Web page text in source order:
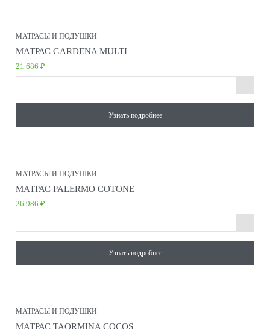
МАТРАСЫ И ПОДУШКИ
МАТРАС GARDENA MULTI
21 686 ₽
Узнать подробнее
МАТРАСЫ И ПОДУШКИ
МАТРАС PALERMO COTONE
26 986 ₽
Узнать подробнее
МАТРАСЫ И ПОДУШКИ
МАТРАС TAORMINA COCOS